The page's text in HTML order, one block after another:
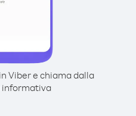
Viber e chiama dalla
informativa